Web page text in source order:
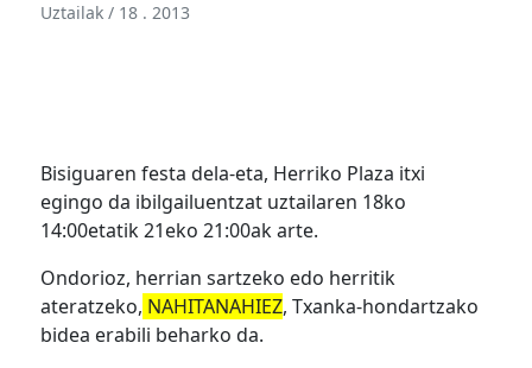
Uztailak / 18 . 2013
Bisiguaren festa dela-eta, Herriko Plaza itxi
egingo da ibilgailuentzat uztailaren 18ko
14:00etatik 21eko 21:00ak arte.
Ondorioz, herrian sartzeko edo herritik
ateratzeko, NAHITANAHIEZ, Txanka-hondartzako
bidea erabili beharko da.